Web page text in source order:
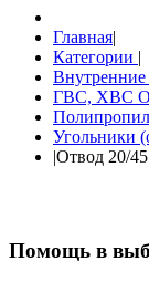
Главная|
Категории |
ГВС, ХВС
Угольники
|Отвод 20/
Помощь в